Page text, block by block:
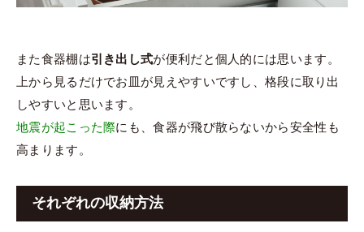
また食器棚は引き出し式が便利だと個人的には思います。
上から見るだけでお皿が見えやすいですし、格段に取り出
しやすいと思います。
地震が起こった際にも、食器が飛び散らないから安全性も
高まります。
それぞれの収納方法